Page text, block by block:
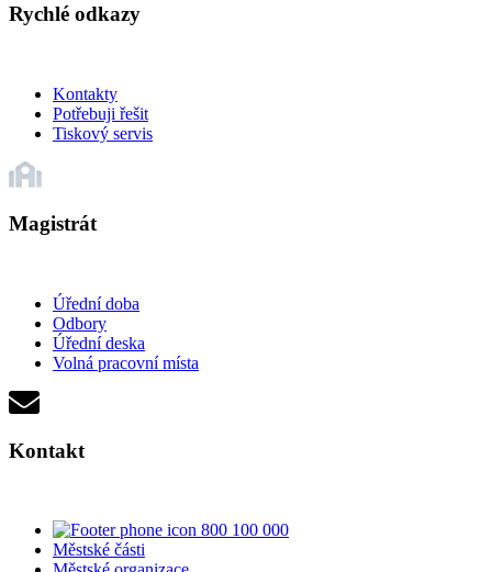
Rychlé odkazy
Kontakty
Potřebuji řešit
Tiskový servis
Magistrát
Úřední doba
Odbory
Úřední deska
Volná pracovní místa
Kontakt
800 100 000
Městské části